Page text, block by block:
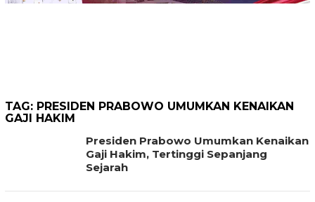
TAG: PRESIDEN PRABOWO UMUMKAN KENAIKAN
GAJI HAKIM
Presiden Prabowo Umumkan Kenaikan
Gaji Hakim, Tertinggi Sepanjang
Sejarah